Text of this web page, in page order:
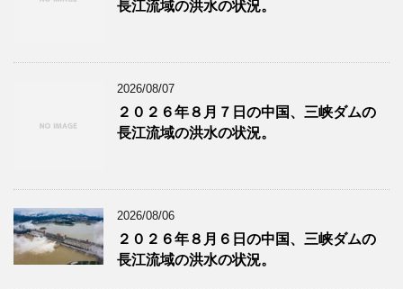
長江流域の洪水の状況。
2026/08/07
２０２６年８月７日の中国、三峡ダムの
長江流域の洪水の状況。
2026/08/06
２０２６年８月６日の中国、三峡ダムの
長江流域の洪水の状況。